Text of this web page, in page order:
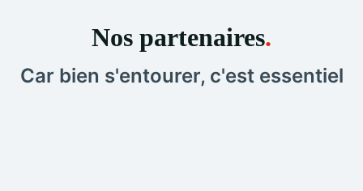
Nos partenaires.
Car bien s'entourer, c'est essentiel